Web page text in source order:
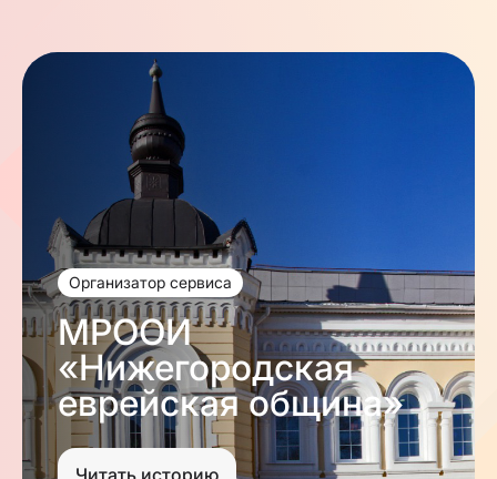
Организатор сервиса
МРООИ
«Нижегородская
еврейская община»